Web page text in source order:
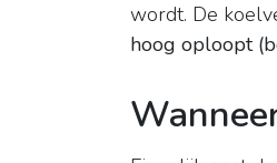
wordt. De
hoog oploopt